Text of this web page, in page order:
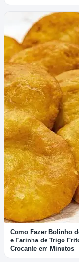
Como Fazer Bolinho
e Farinha de Trigo
Crocante em Minutos